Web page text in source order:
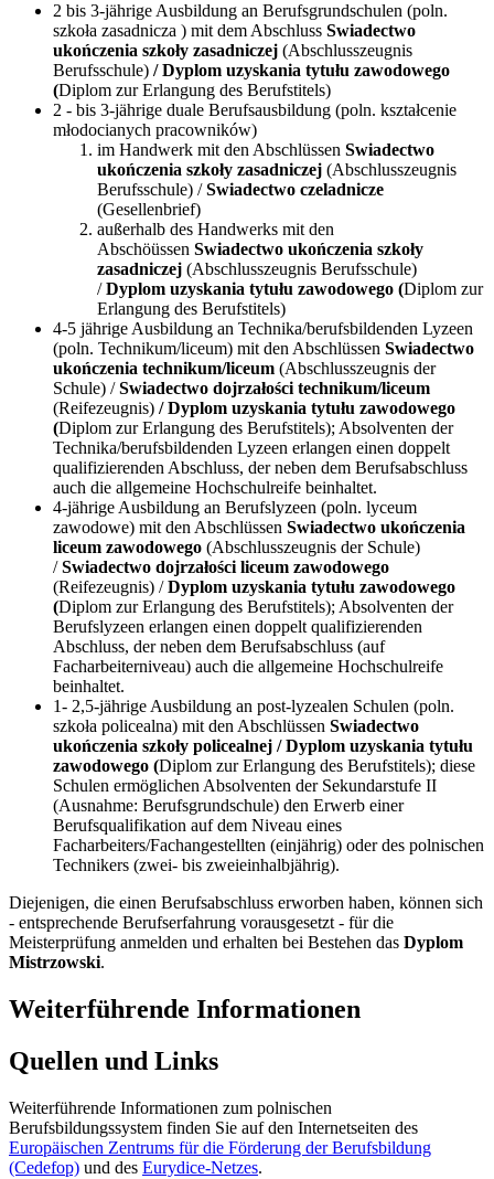
2 bis 3-jährige Ausbildung an Berufsgrundschulen (poln.
szkoła zasadnicza ) mit dem Abschluss Swiadectwo
ukończenia szkoły zasadniczej (Abschlusszeugnis
Berufsschule) / Dyplom uzyskania tytułu zawodowego
(Diplom zur Erlangung des Berufstitels)
2 - bis 3-jährige duale Berufsausbildung (poln. kształcenie
młodocianych pracowników)
im Handwerk mit den Abschlüssen Swiadectwo
ukończenia szkoły zasadniczej (Abschlusszeugnis
Berufsschule) /Swiadectwo czeladnicze
(Gesellenbrief)
außerhalb des Handwerks mit den
Abschöüssen Swiadectwo ukończenia szkoły
zasadniczej (Abschlusszeugnis Berufsschule)
/Dyplom uzyskania tytułu zawodowego (Diplom zur
Erlangung des Berufstitels)
4-5 jährige Ausbildung an Technika/berufsbildenden Lyzeen
(poln. Technikum/liceum) mit den Abschlüssen Swiadectwo
ukończenia technikum/liceum (Abschlusszeugnis der
Schule) /Swiadectwo dojrzałości technikum/liceum
(Reifezeugnis) / Dyplom uzyskania tytułu zawodowego
(Diplom zur Erlangung des Berufstitels); Absolventen der
Technika/berufsbildenden Lyzeen erlangen einen doppelt
qualifizierenden Abschluss, der neben dem Berufsabschluss
auch die allgemeine Hochschulreife beinhaltet.
4-jährige Ausbildung an Berufslyzeen (poln. lyceum
zawodowe) mit den Abschlüssen Swiadectwo ukończenia
liceum zawodowego (Abschlusszeugnis der Schule)
/Swiadectwo dojrzałości liceum zawodowego
(Reifezeugnis) /Dyplom uzyskania tytułu zawodowego
(Diplom zur Erlangung des Berufstitels); Absolventen der
Berufslyzeen erlangen einen doppelt qualifizierenden
Abschluss, der neben dem Berufsabschluss (auf
Facharbeiterniveau) auch die allgemeine Hochschulreife
beinhaltet.
1- 2,5-jährige Ausbildung an post-lyzealen Schulen (poln.
szkoła policealna) mit den Abschlüssen Swiadectwo
ukończenia szkoły policealnej / Dyplom uzyskania tytułu
zawodowego (Diplom zur Erlangung des Berufstitels); diese
Schulen ermöglichen Absolventen der Sekundarstufe II
(Ausnahme: Berufsgrundschule) den Erwerb einer
Berufsqualifikation auf dem Niveau eines
Facharbeiters/Fachangestellten (einjährig) oder des polnischen
Technikers (zwei- bis zweieinhalbjährig).
Diejenigen, die einen Berufsabschluss erworben haben, können sich
- entsprechende Berufserfahrung vorausgesetzt - für die
Meisterprüfung anmelden und erhalten bei Bestehen das Dyplom
Mistrzowski.
Weiterführende Informationen
Quellen und Links
Weiterführende Informationen zum polnischen
Berufsbildungssystem finden Sie auf den Internetseiten des
Europäischen Zentrums für die Förderung der Berufsbildung
(Cedefop) und des Eurydice-Netzes.